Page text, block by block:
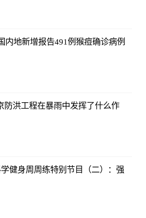
内地新增报告491例猴痘确诊病例
防洪工程在暴雨中发挥了什么作
健身周周练特别节目（二）：强